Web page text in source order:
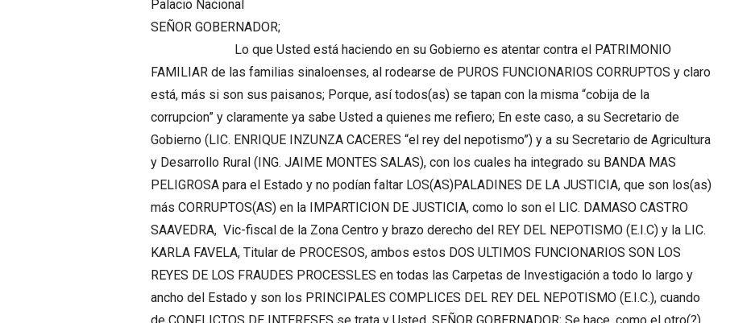
Palacio Nacional
SEÑOR GOBERNADOR;
Lo que Usted está haciendo en su Gobierno es atentar contra el PATRIMONIO
FAMILIAR de las familias sinaloenses, al rodearse de PUROS FUNCIONARIOS CORRUPTOS y claro
está, más si son sus paisanos; Porque, así todos(as) se tapan con la misma “cobija de la
corrupcion” y claramente ya sabe Usted a quienes me refiero; En este caso, a su Secretario de
Gobierno (LIC. ENRIQUE INZUNZA CACERES “el rey del nepotismo”) y a su Secretario de Agricultura
y Desarrollo Rural (ING. JAIME MONTES SALAS), con los cuales ha integrado su BANDA MAS
PELIGROSA para el Estado y no podían faltar LOS(AS)PALADINES DE LA JUSTICIA, que son los(as)
más CORRUPTOS(AS) en la IMPARTICION DE JUSTICIA, como lo son el LIC. DAMASO CASTRO
SAAVEDRA, Vic-fiscal de la Zona Centro y brazo derecho del REY DEL NEPOTISMO (E.I.C) y la LIC.
KARLA FAVELA, Titular de PROCESOS, ambos estos DOS ULTIMOS FUNCIONARIOS SON LOS
REYES DE LOS FRAUDES PROCESSLES en todas las Carpetas de Investigación a todo lo largo y
ancho del Estado y son los PRINCIPALES COMPLICES DEL REY DEL NEPOTISMO (E.I.C.), cuando